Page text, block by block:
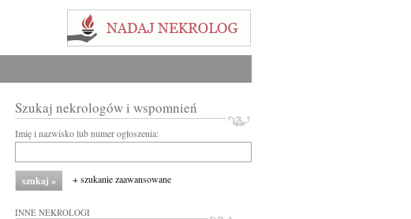
Szukaj nekrologów i wspomnień
Imię i nazwisko lub numer ogłoszenia:
+ szukanie zaawansowane
INNE NEKROLOGI